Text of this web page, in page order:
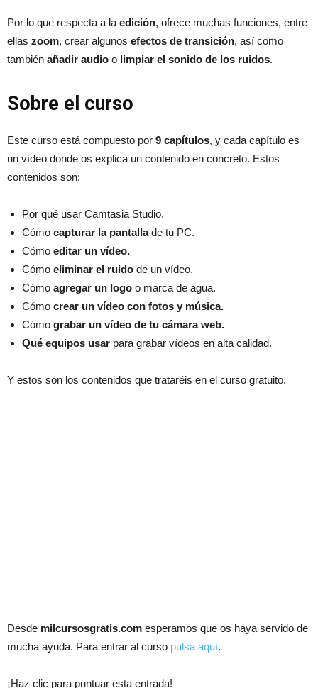
Por lo que respecta a la edición, ofrece muchas funciones, entre
ellas zoom, crear algunos efectos de transición, así como
también añadir audio o limpiar el sonido de los ruidos.
Sobre el curso
Este curso está compuesto por 9 capítulos, y cada capítulo es
un vídeo donde os explica un contenido en concreto. Estos
contenidos son:
Por qué usar Camtasia Studio.
Cómo capturar la pantallade tu PC.
Cómo editar un vídeo.
Cómo eliminar el ruido de un vídeo.
Cómo agregar un logo o marca de agua.
Cómo crear un vídeo con fotos y música.
Cómo grabar un vídeo de tu cámara web.
Qué equipos usar para grabar vídeos en alta calidad.
Y estos son los contenidos que trataréis en el curso gratuito.
Desde milcursosgratis.com esperamos que os haya servido de
mucha ayuda. Para entrar al curso pulsa aquí.
¡Haz clic para puntuar esta entrada!